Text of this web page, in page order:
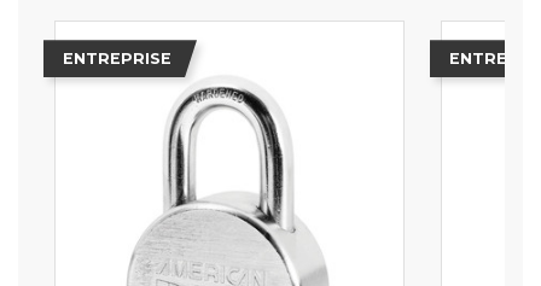
ENTREPRISE